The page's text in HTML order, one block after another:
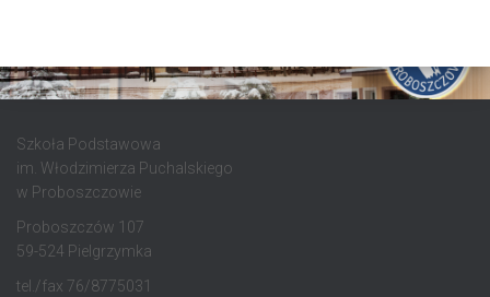
Szkoła Podstawowa
im. Włodzimierza Puchalskiego
w Proboszczowie
Proboszczów 107
59-524 Pielgrzymka
tel./fax 76/8775031